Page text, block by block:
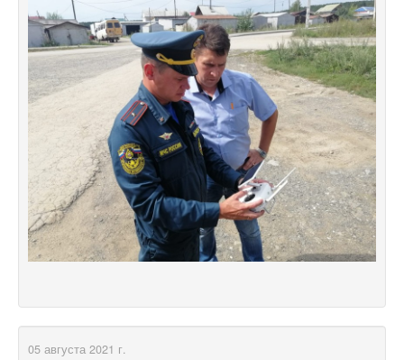
05 августа 2021 г.